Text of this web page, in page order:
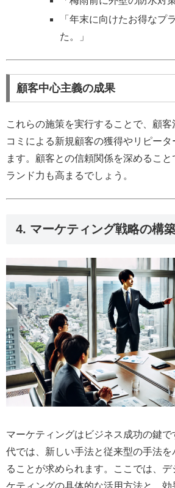
「年末に向けたお得なプ
た。」
顧客中心主義の成果
これらの施策を実行することで、顧
コミによる新規顧客の獲得やリピータ
ます。顧客との信頼関係を深めるこ
ランド力も高まるでしょう。
4. マーケティング戦略の構
マーケティングはビジネス成功の鍵
代では、新しい手法と従来型の手法
ることが求められます。ここでは、
ケティングの具体的な活用方法と、